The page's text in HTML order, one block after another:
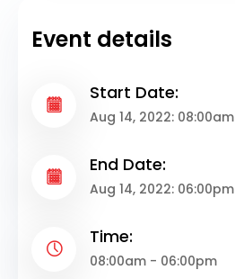
Event details
Start Date:
Aug 14, 2022: 08:00am
End Date:
Aug 14, 2022: 06:00pm
Time:
08:00am - 06:00pm